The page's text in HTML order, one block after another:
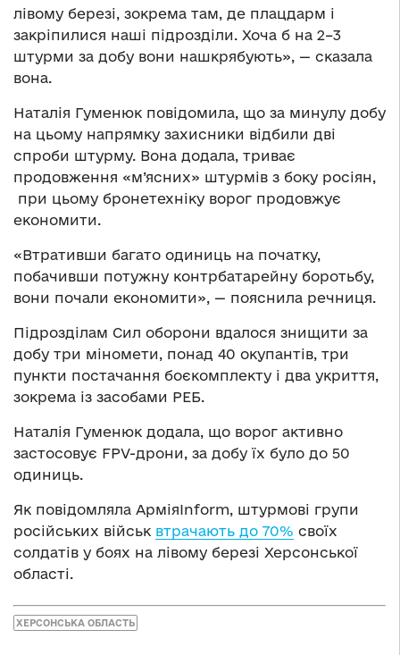
лівому березі, зокрема там, де плацдарм і
закріпилися наші підрозділи. Хоча б на 2–3
штурми за добу вони нашкрябують», — сказала
вона.
Наталія Гуменюк повідомила, що за минулу добу
на цьому напрямку захисники відбили дві
спроби штурму. Вона додала, триває
продовження «м’ясних» штурмів з боку росіян,
при цьому бронетехніку ворог продовжує
економити.
«Втративши багато одиниць на початку,
побачивши потужну контрбатарейну боротьбу,
вони почали економити», — пояснила речниця.
Підрозділам Сил оборони вдалося знищити за
добу три міномети, понад 40 окупантів, три
пункти постачання боєкомплекту і два укриття,
зокрема із засобами РЕБ.
Наталія Гуменюк додала, що ворог активно
застосовує FPV-дрони, за добу їх було до 50
одиниць.
Як повідомляла АрміяInform, штурмові групи
російських військ втрачають до 70% своїх
солдатів у боях на лівому березі Херсонської
області.
ХЕРСОНСЬКА ОБЛАСТЬ